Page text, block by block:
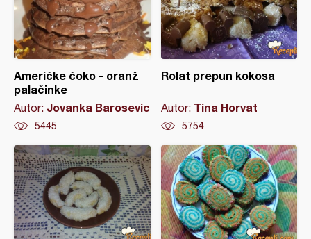
Američke čoko - oranž
palačinke
Autor: Jovanka Barosevic
5445
Rolat prepun kokosa
Autor: Tina Horvat
5754